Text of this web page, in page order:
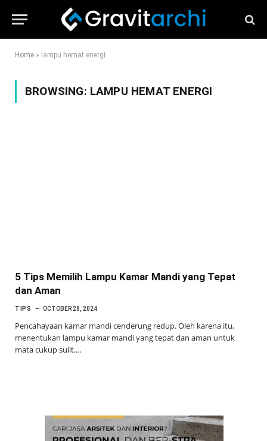
Home » lampu hemat energi
BROWSING: LAMPU HEMAT ENERGI
5 Tips Memilih Lampu Kamar Mandi yang Tepat
dan Aman
TIPS OCTOBER 28, 2024
Pencahayaan kamar mandi cenderung redup. Oleh karena itu,
menentukan lampu kamar mandi yang tepat dan aman untuk
mata cukup sulit.…